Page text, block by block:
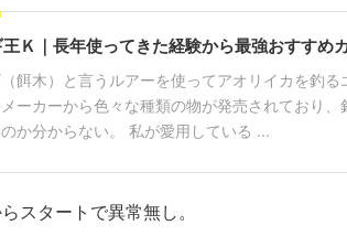
Ｋ｜長年使ってきた経験から最強おすすめ
（餌木）と言うルアーを使ってアオリイカを釣
ーカーから色々な種類の物が発売されており
か分からない。 私が愛用している ...
スタートで異常無し。